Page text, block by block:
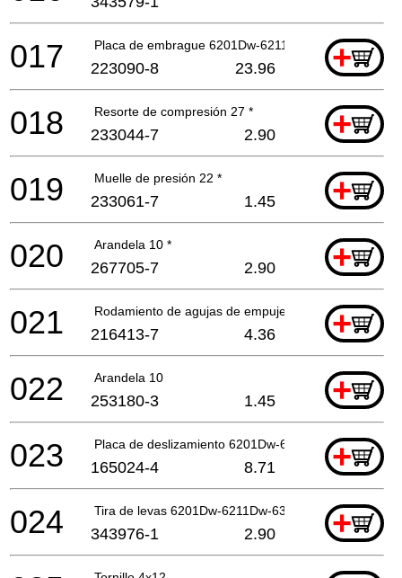
Placa de embrague 6201Dw-6211-6* +
017 223090-8 23.96
Resorte de compresión 27 * +
018 233044-7 2.90
Muelle de presión 22 * +
019 233061-7 1.45
Arandela 10 * +
020 267705-7 2.90
Rodamiento de agujas de empuje 1023 +
021 216413-7 4.36
Arandela 10 +
022 253180-3 1.45
Placa de deslizamiento 6201Dw-6211Dw-6311D*
+
023 165024-4 8.71
Tira de levas 6201Dw-6211Dw-63 * +
024 343976-1 2.90